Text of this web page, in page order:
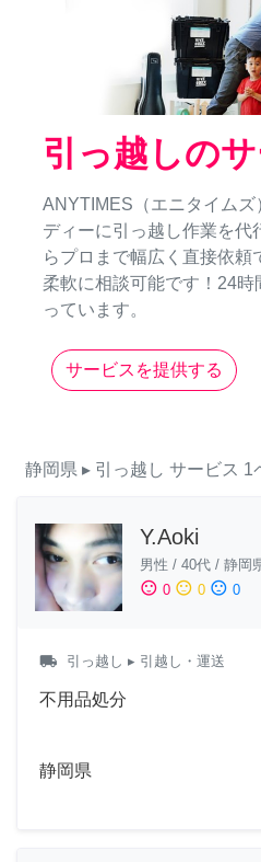
引っ越しの
ANYTIMES（エニタイム
ディーに引っ越し作業を代
らプロまで幅広く直接依頼
柔軟に相談可能です！24
っています。
サービスを提供する
静岡県 ▸ 引っ越し サービス 1
Y.Aoki
男性 / 40代 / 静岡
sentiment_satisfied 0 sentiment_neutral 0 sentiment_dissatisfied 0
local_shipping 引っ越し ▸ 引越し・運送
不用品処分
静岡県